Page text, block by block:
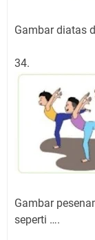
Gambar diatas
34.
Gambar
seperti ….